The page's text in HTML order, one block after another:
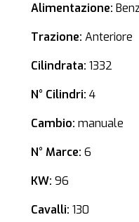
Alimentazione:
Trazione: Anteriore
Cilindrata: 1332
N° Cilindri: 4
Cambio: manuale
N° Marce: 6
KW: 96
Cavalli: 130